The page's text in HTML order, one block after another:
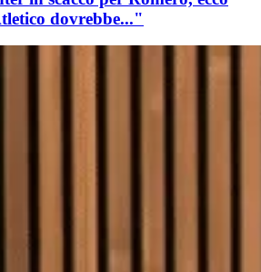
dovrebbe..."